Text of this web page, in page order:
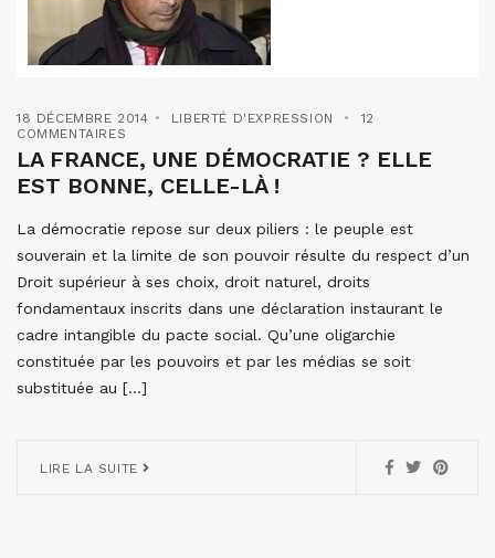
18 DÉCEMBRE 2014 LIBERTÉ D'EXPRESSION
12
COMMENTAIRES
LA FRANCE, UNE DÉMOCRATIE ? ELLE
EST BONNE, CELLE-LÀ !
La démocratie repose sur deux piliers : le peuple est
souverain et la limite de son pouvoir résulte du respect d’un
Droit supérieur à ses choix, droit naturel, droits
fondamentaux inscrits dans une déclaration instaurant le
cadre intangible du pacte social. Qu’une oligarchie
constituée par les pouvoirs et par les médias se soit
substituée au […]
LIRE LA SUITE